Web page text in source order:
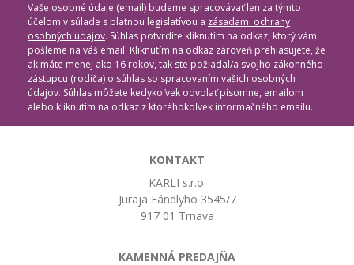
Vaše osobné údaje (email) budeme spracovávať len za týmto
účelom v súlade s platnou legislatívou a zásadami ochrany
osobných údajov. Súhlas potvrdíte kliknutím na odkaz, ktorý vám
pošleme na váš email. Kliknutím na odkaz zároveň prehlasujete, že
ak máte menej ako 16 rokov, tak ste požiadal/a svojho zákonného
zástupcu (rodiča) o súhlas so spracovaním vašich osobných
údajov. Súhlas môžete kedykoľvek odvolať písomne, emailom
alebo kliknutím na odkaz z ktoréhokoľvek informačného emailu.
KONTAKT
KARLI s.r.o.
Juraja Fándlyho 3545/7
917 01 Trnava
KAMENNÁ PREDAJŇA